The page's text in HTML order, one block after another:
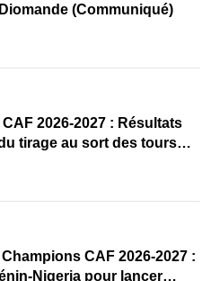
(Communiqué)
2026-2027 : Résultats
tirage au sort des tours
CAF 2026-2027 :
Nigeria pour lancer